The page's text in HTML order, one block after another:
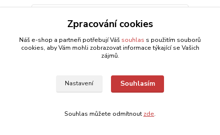
Zpracování cookies
Náš e-shop a partneři potřebují Váš souhlas s použitím souborů
cookies, aby Vám mohli zobrazovat informace týkající se Vašich
zájmů.
Nastavení Souhlasím
Souhlas můžete odmítnout zde.